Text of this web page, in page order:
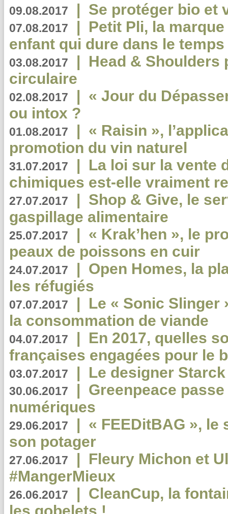
09.08.2017 | Se protéger bio et
07.08.2017 | Petit Pli, la
enfant qui dure dans le temps
03.08.2017 | Head & Shoulders
circulaire
02.08.2017 | « Jour du
ou intox ?
01.08.2017 | « Raisin »,
promotion du vin naturel
31.07.2017 | La loi sur la vente
chimiques est-elle vraiment
27.07.2017 | Shop & Give, le
gaspillage alimentaire
25.07.2017 | « Krak’hen », le
peaux de poissons en cuir
24.07.2017 | Open Homes, la
les réfugiés
07.07.2017 | Le « Sonic Slinger
la consommation de viande
04.07.2017 | En 2017, quelles
françaises engagées pour le
03.07.2017 | Le designer
30.06.2017 | Greenpeace
numériques
29.06.2017 | « FEEDitBAG », le
son potager
27.06.2017 | Fleury Michon et
#MangerMieux
26.06.2017 | CleanCup, la